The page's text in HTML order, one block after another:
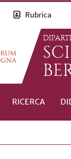
Rubrica
RICERCA